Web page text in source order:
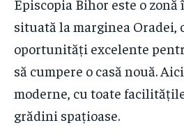
Episcopia Bihor este o
situată la marginea Oradei,
oportunități excelente
să cumpere o casă nouă.
moderne, cu toate
grădini spațioase.